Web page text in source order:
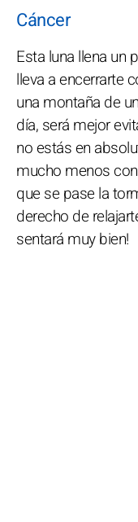
Cáncer
Esta luna llena un
lleva a encerrarte
una montaña de
día, será mejor
no estás en
mucho menos
que se pase la
derecho de
sentará muy bien!